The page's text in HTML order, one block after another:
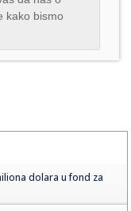
kako bismo
dolara u fond za